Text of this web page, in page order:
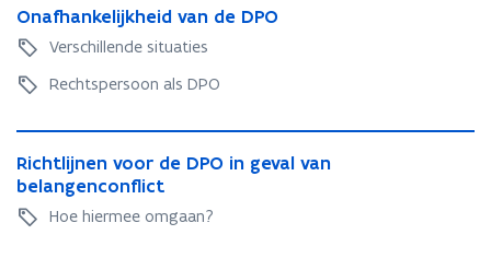
o
p
e
t
i
n
n
n
i
u
e
n
s
n
a
h
n
k
e
Onafhankelijkheid van de DPO
O
n
a
f
a
n
k
e
l
Verschillende situaties
Rechtspersoon als DPO
i
c
h
Richtlijnen voor de DPO in geval van
belangenconflict
R
i
c
h
Hoe hiermee omgaan?